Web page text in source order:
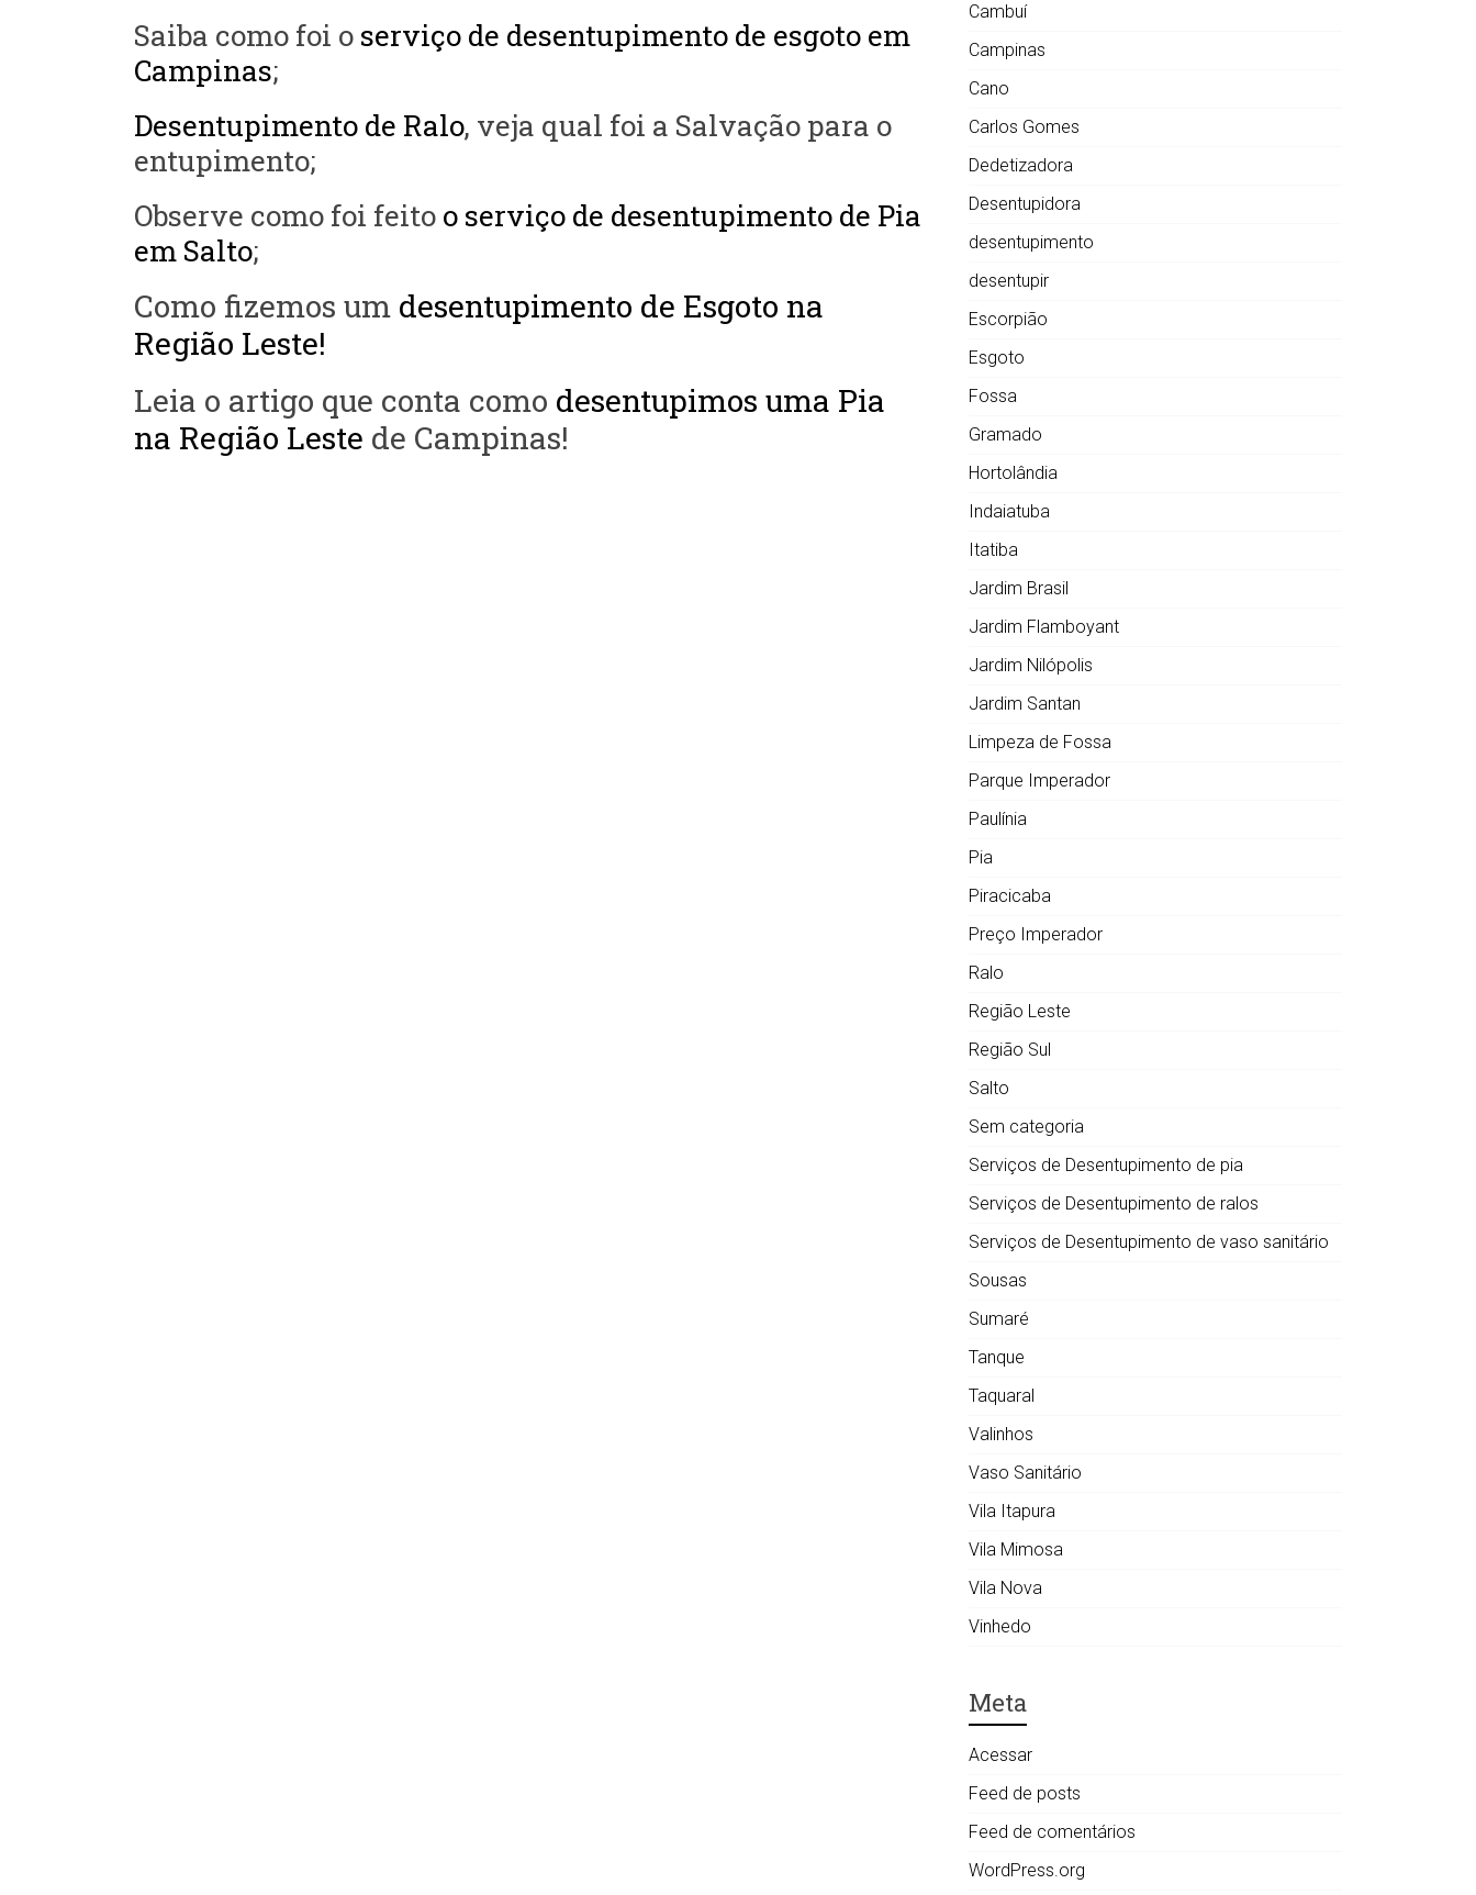
Saiba como foi o serviço de desentupimento de esgoto em
Campinas;
Desentupimento de Ralo, veja qual foi a Salvação para o
entupimento;
Observe como foi feito o serviço de desentupimento de Pia
em Salto;
Como fizemos um desentupimento de Esgoto na
Região Leste!
Leia o artigo que conta como desentupimos uma Pia
na Região Leste de Campinas!
Cambuí
Campinas
Cano
Carlos Gomes
Dedetizadora
Desentupidora
desentupimento
desentupir
Escorpião
Esgoto
Fossa
Gramado
Hortolândia
Indaiatuba
Itatiba
Jardim Brasil
Jardim Flamboyant
Jardim Nilópolis
Jardim Santan
Limpeza de Fossa
Parque Imperador
Paulínia
Pia
Piracicaba
Preço Imperador
Ralo
Região Leste
Região Sul
Salto
Sem categoria
Serviços de Desentupimento de pia
Serviços de Desentupimento de ralos
Serviços de Desentupimento de vaso sanitário
Sousas
Sumaré
Tanque
Taquaral
Valinhos
Vaso Sanitário
Vila Itapura
Vila Mimosa
Vila Nova
Vinhedo
Meta
Acessar
Feed de posts
Feed de comentários
WordPress.org